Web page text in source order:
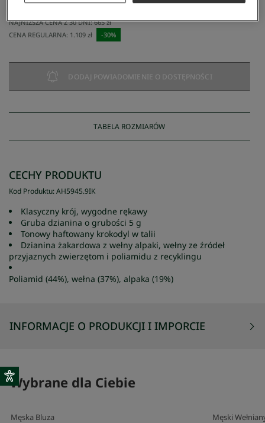
NAJNIŻSZA CENA Z 30 DNI: 665 zł
CENA REGULARNA: 1.109 zł -30%
DODAJ POWIADOMIENIE O DOSTĘPNOŚCI
TABELA ROZMIARÓW
CECHY PRODUKTU
Kod Produktu:AH5945.9IK
Klasyczny krój, wygodne rękawy
Gruba dzianina o grubości 5 g
Tonowy haftowany krokodyl w talii
Dzianina żakardowa z wełny alpaki, wełny ze źródeł
przyjaznych zwierzętom i poliamidu z recyklingu
Poliamid (44%), wełna (37%), alpaka (19%)
INFORMACJE O PRODUKCJI I IMPORCIE
Wybrane dla Ciebie
Męska Bluza
Męski